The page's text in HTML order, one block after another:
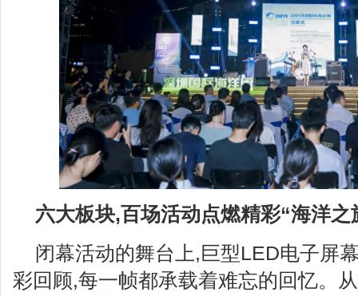
六大板块,百场活动点燃精彩“海洋之
闭幕活动的舞台上,巨型LED电子屏
彩回顾,每一帧都承载着难忘的回忆。